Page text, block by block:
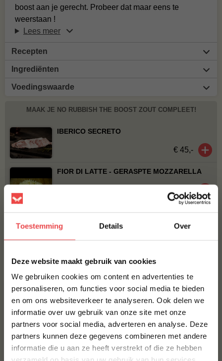
Toestemming Details Over
Deze website maakt gebruik van cookies
We gebruiken cookies om content en advertenties te
personaliseren, om functies voor social media te bieden
en om ons websiteverkeer te analyseren. Ook delen we
informatie over uw gebruik van onze site met onze
partners voor social media, adverteren en analyse. Deze
partners kunnen deze gegevens combineren met andere
informatie die u aan ze heeft verstrekt of die ze hebben
boost aan je gerecht. Probeer dat maar eens te
weerstaan !
Lees meer
Recepten
Ingrediënten
Voedingswaarde
MAAK JE NO RUBBISH THE BOOST ZOUT COMPLEET!
IBERICO SECRETO
€ 45,-
FIOR DI LATTE - GERASPTE MOZZARELLA
€ 8,-
NO RUBBISH SPANISH DELIGHT
€ 10,95
Bestel alles
10% korting op je
eerste bestelling*
Schrijf je in voor onze nieuwsbrief en ontvang direct
10% korting op jouw eerste bestelling.
VOORNAAM